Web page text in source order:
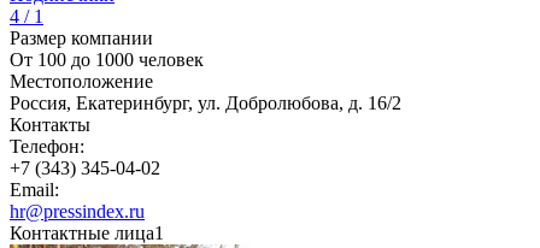
4 / 1
Размер компании
От 100 до 1000 человек
Местоположение
Россия, Екатеринбург, ул. Добролюбова, д. 16/2
Контакты
Телефон:
+7 (343) 345-04-02
Email:
hr@pressindex.ru
Контактные лица1